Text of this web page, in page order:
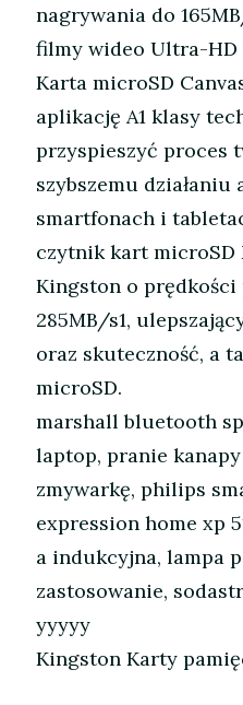
nagrywania do
filmy wideo Ultra-HD
Karta microSD
aplikację A1 klasy
przyspieszyć proces
szybszemu
smartfonach i
czytnik kart
Kingston o prędkości
285MB/s1,
oraz skuteczność, a
microSD.
marshall bluetooth
laptop, pranie
zmywarkę, philips
expression home xp
a indukcyjna, lampa
zastosowanie,
yyyyy
Kingston Karty